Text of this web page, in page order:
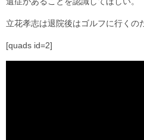
立花孝志は退院後はゴルフに行くの
[quads id=2]